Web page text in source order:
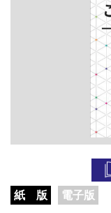
紙 版 電子版